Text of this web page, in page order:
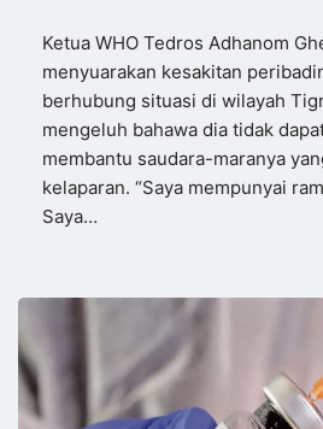
Ketua WHO Tedros Adhanom
menyuarakan kesakitan
berhubung situasi di wilayah
mengeluh bahawa dia tidak
membantu saudara-maranya
kelaparan. “Saya mempunyai
Saya…